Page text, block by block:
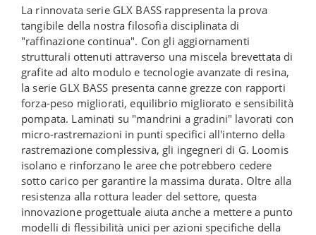
La rinnovata serie GLX BASS rappresenta la prova
tangibile della nostra filosofia disciplinata di
"raffinazione continua". Con gli aggiornamenti
strutturali ottenuti attraverso una miscela brevettata di
grafite ad alto modulo e tecnologie avanzate di resina,
la serie GLX BASS presenta canne grezze con rapporti
forza-peso migliorati, equilibrio migliorato e sensibilità
pompata. Laminati su "mandrini a gradini" lavorati con
micro-rastremazioni in punti specifici all'interno della
rastremazione complessiva, gli ingegneri di G. Loomis
isolano e rinforzano le aree che potrebbero cedere
sotto carico per garantire la massima durata. Oltre alla
resistenza alla rottura leader del settore, questa
innovazione progettuale aiuta anche a mettere a punto
modelli di flessibilità unici per azioni specifiche della